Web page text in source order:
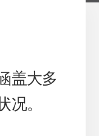
盖大多
况。